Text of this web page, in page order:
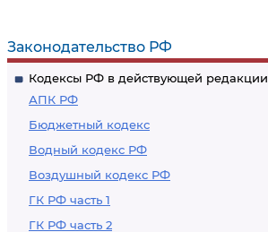
Законодательство РФ
Кодексы РФ в действующей редакции
АПК РФ
Бюджетный кодекс
Водный кодекс РФ
Воздушный кодекс РФ
ГК РФ часть 1
ГК РФ часть 2